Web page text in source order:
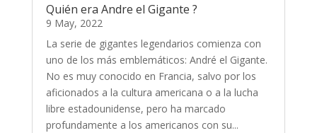
Quién era Andre el Gigante ?
9 May, 2022
La serie de gigantes legendarios comienza con
uno de los más emblemáticos: André el Gigante.
No es muy conocido en Francia, salvo por los
aficionados a la cultura americana o a la lucha
libre estadounidense, pero ha marcado
profundamente a los americanos con su...